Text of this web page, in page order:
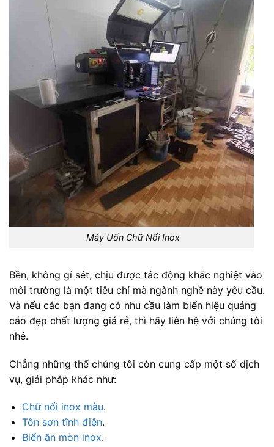
Máy Uốn Chữ Nổi Inox
Bền, không gỉ sét, chịu được tác động khắc nghiệt vào
môi trường là một tiêu chí mà ngành nghề này yêu cầu.
Và nếu các bạn đang có nhu cầu làm biển hiệu quảng
cáo đẹp chất lượng giá rẻ, thì hãy liên hệ với chúng tôi
nhé.
Chẳng những thế chúng tôi còn cung cấp một số dịch
vụ, giải pháp khác như:
Chữ nổi inox màu.
Tôn sơn tĩnh điện.
Biển ăn mòn inox.